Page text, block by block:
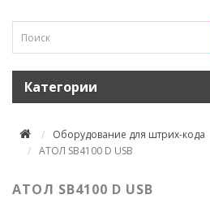
Категории
Оборудование для штрих-кода
АТОЛ SB4100 D USB
АТОЛ SB4100 D USB